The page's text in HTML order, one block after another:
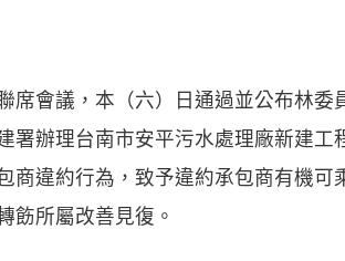
席會議，本（六）日通過並公布林委
署辦理台南市安平污水處理廠新建工
商違約行為，致予違約承包商有機可
飭所屬改善見復。